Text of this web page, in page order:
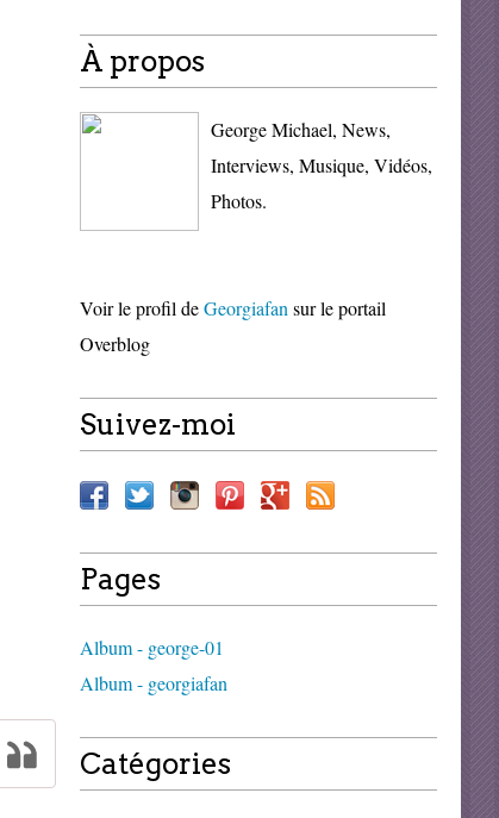
À propos
George Michael, News,
Interviews, Musique, Vidéos,
Photos.
Voir le profil deGeorgiafan sur le portail
Overblog
Suivez-moi
Pages
Album - george-01
Album - georgiafan
Catégories